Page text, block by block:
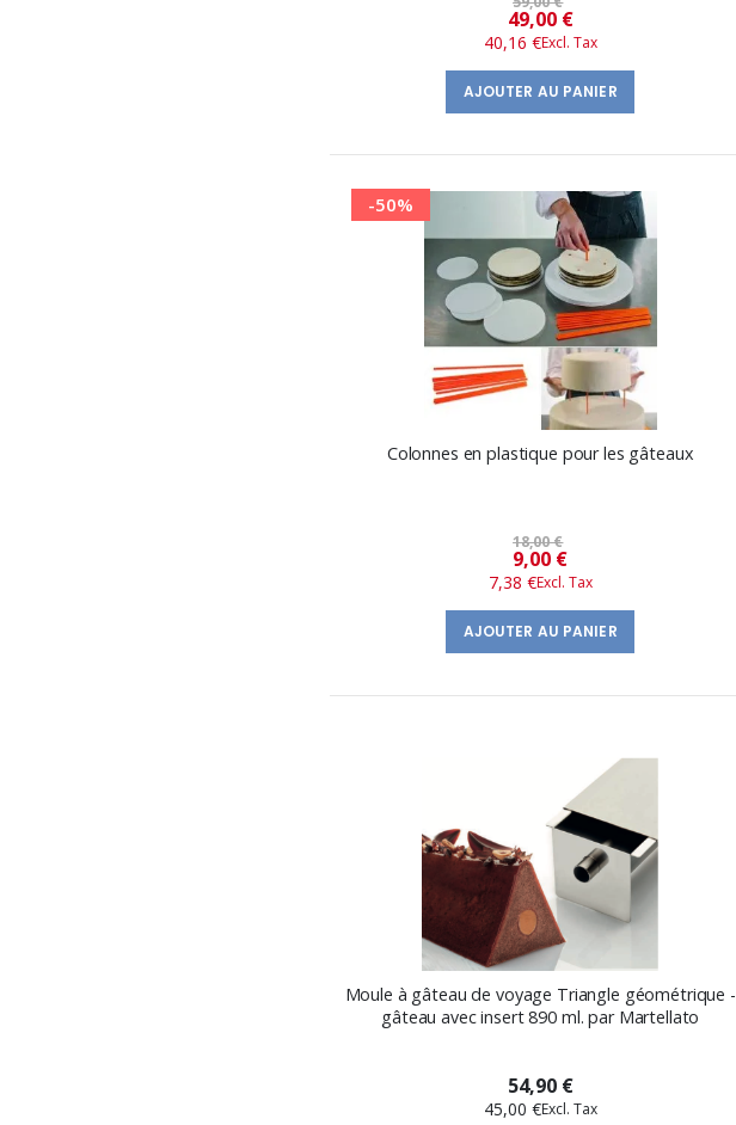
Prix
​​
spécial
49,00 €
40,16 €
AJOUTER AU PANIER
-50%
Colonnes en plastique pour les gâteaux
18,00 €
Prix
​​
spécial
9,00 €
7,38 €
AJOUTER AU PANIER
Moule à gâteau de voyage Triangle géométrique -
gâteau avec insert 890 ml. par Martellato
54,90 €
45,00 €